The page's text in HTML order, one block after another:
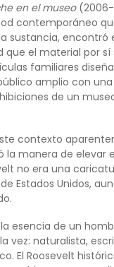
en el museo(2006-
contemporáneo
sustancia, encontró
que el material por sí
familiares
amplio con
de un
contexto
la manera de elevar
no era una
Estados Unidos,
esencia de un
vez: naturalista,
El Roosevelt